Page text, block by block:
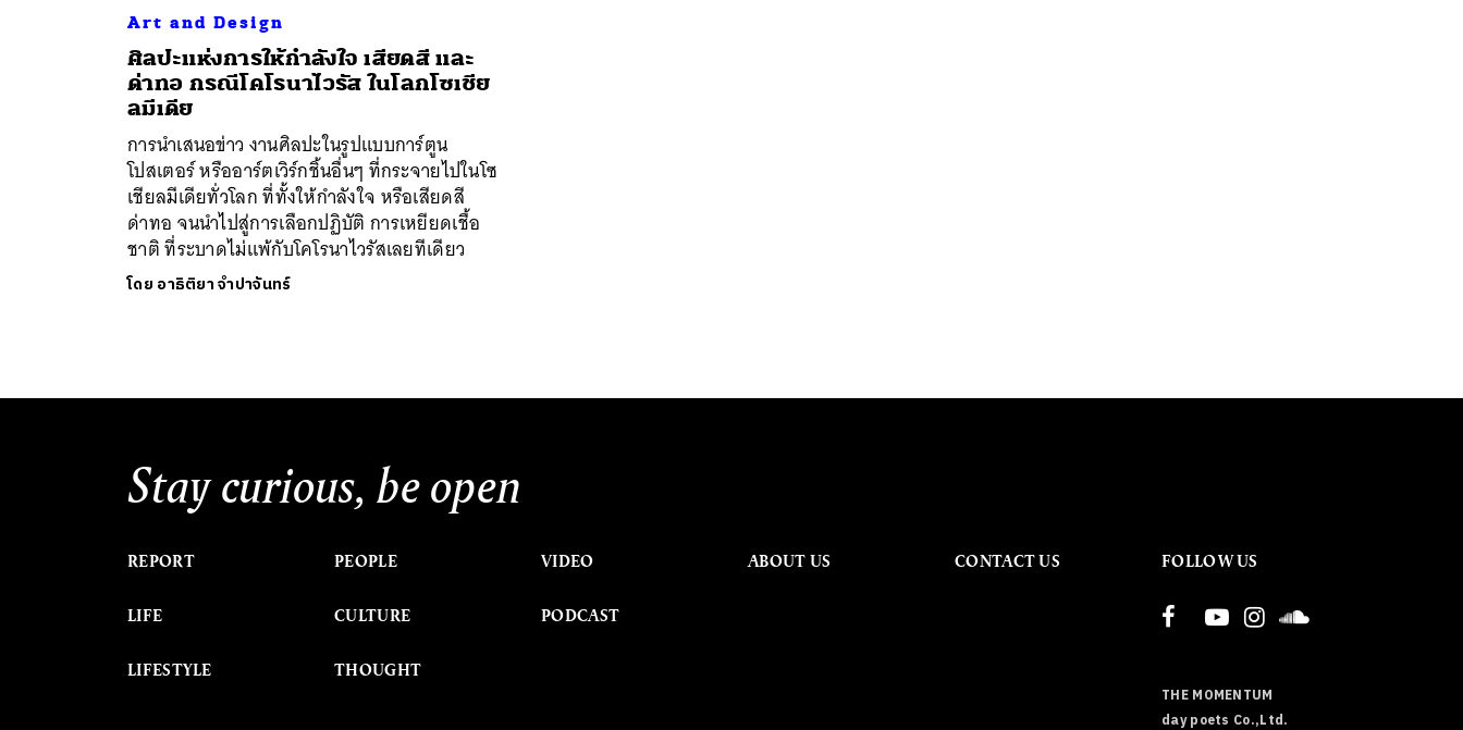
Art and Design
ศิลปะแห่งการให้กำลังใจ เสียดสี และ
ด่าทอ กรณีโคโรนาไวรัส ในโลกโซเชีย
ลมีเดีย
การนำเสนอข่าว งานศิลปะในรูปแบบการ์ตูน
โปสเตอร์ หรืออาร์ตเวิร์กชิ้นอื่นๆ ที่กระจายไปในโซ
เชียลมีเดียทั่วโลก ที่ทั้งให้กำลังใจ หรือเสียดสี
ด่าทอ จนนำไปสู่การเลือกปฏิบัติ การเหยียดเชื้อ
ชาติ ที่ระบาดไม่แพ้กับโคโรนาไวรัสเลยทีเดียว
โดย อาธิติยา จำปาจันทร์
Stay curious, be open
REPORT
LIFE
LIFESTYLE
PEOPLE
CULTURE
THOUGHT
VIDEO
PODCAST
ABOUT US CONTACT US FOLLOW US
THE MOMENTUM
day poets Co.,Ltd.